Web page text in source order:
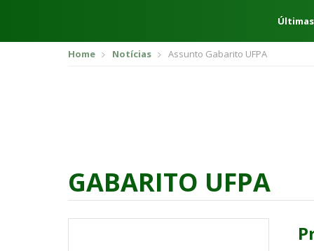
Home Notícias Assunto Gabarito UFPA
GABARITO UFPA